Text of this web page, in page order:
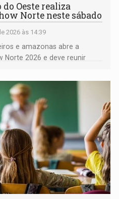
do Oeste realiza
Norte neste sábado
2026 às 14:39
e amazonas abre a
Norte 2026 e deve reunir